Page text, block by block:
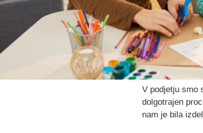
V podjetju smo
dolgotrajen
nam je bila